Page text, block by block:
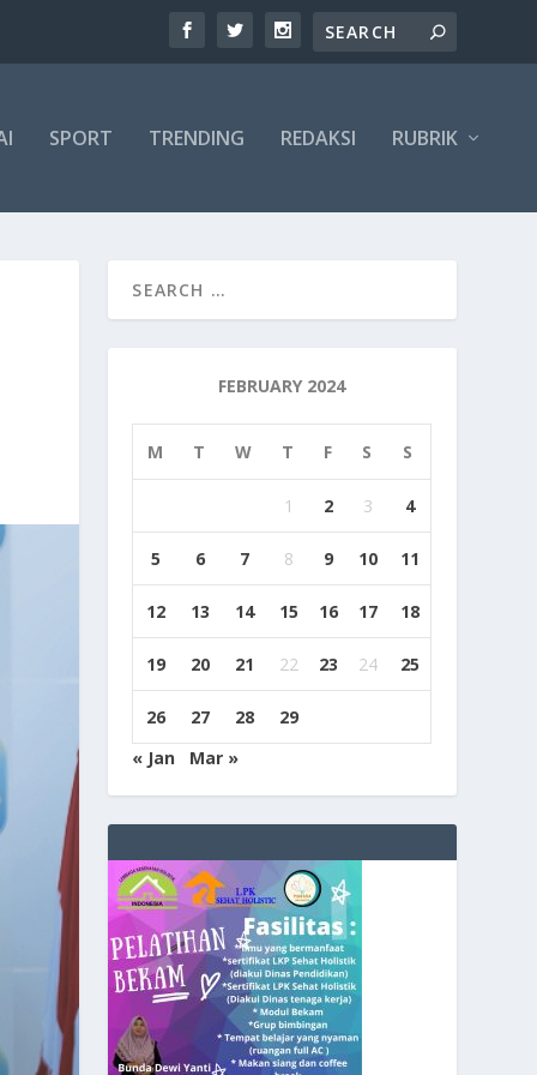
SPORT TRENDING REDAKSI RUBRIK
FEBRUARY 2024
M T W T F S S
1 2 3 4
5 6 7 8 9 10 11
12 13 14 15 16 17 18
19 20 21 22 23 24 25
26 27 28
29
« Jan
Mar »